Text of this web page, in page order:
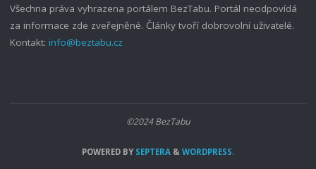
Všechna práva vyhrazena portálem BezTabu. Portál neodpovídá
za informace zde zveřejněné. Články tvoří dobrovolní uživatelé.
Kontakt: info@beztabu.cz
©2024 BezTabu
POWERED BYSEPTERA & WORDPRESS.